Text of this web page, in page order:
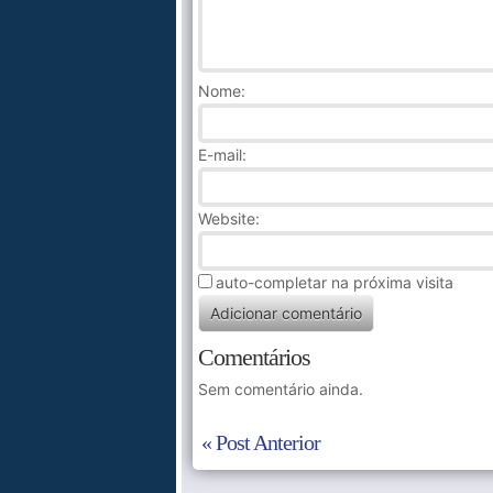
Nome:
E-mail:
Website:
auto-completar na próxima visita
Comentários
Sem comentário ainda.
« Post Anterior